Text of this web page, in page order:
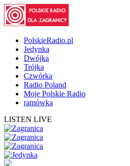
PolskieRadio.pl
Jedynka
Dwójka
Trójka
Czwórka
Radio Poland
Moje Polskie Radio
ramówka
LISTEN LIVE